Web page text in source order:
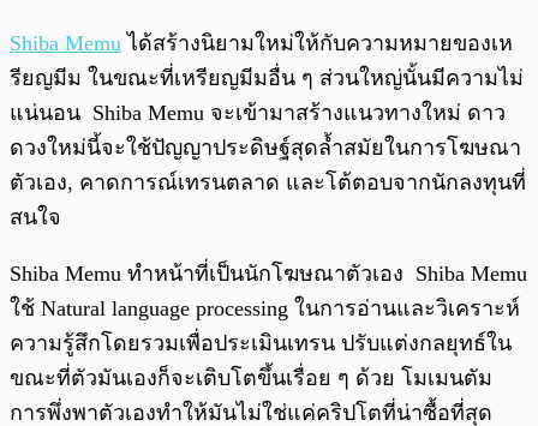
Shiba Memu ได้สร้างนิยามใหม่ให้กับความหมายของเห
รียญมีม ในขณะที่เหรียญมีมอื่น ๆ ส่วนใหญ่นั้นมีความไม่
แน่นอน Shiba Memu จะเข้ามาสร้างแนวทางใหม่ ดาว
ดวงใหม่นี้จะใช้ปัญญาประดิษฐ์สุดล้ำสมัยในการโฆษณา
ตัวเอง, คาดการณ์เทรนตลาด และโต้ตอบจากนักลงทุนที่
สนใจ
Shiba Memu ทำหน้าที่เป็นนักโฆษณาตัวเอง Shiba Memu
ใช้ Natural language processing ในการอ่านและวิเคราะห์
ความรู้สึกโดยรวมเพื่อประเมินเทรน ปรับแต่งกลยุทธ์ใน
ขณะที่ตัวมันเองก็จะเติบโตขึ้นเรื่อย ๆ ด้วย โมเมนตัม
การพึ่งพาตัวเองทำให้มันไม่ใช่แค่คริปโตที่น่าซื้อที่สุด